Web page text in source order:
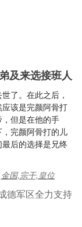
及来选接班人
了。在此之后，
该是完颜阿骨打
但是在他的手
完颜阿骨打的儿
后的选择是兄终
国,宗干,皇位